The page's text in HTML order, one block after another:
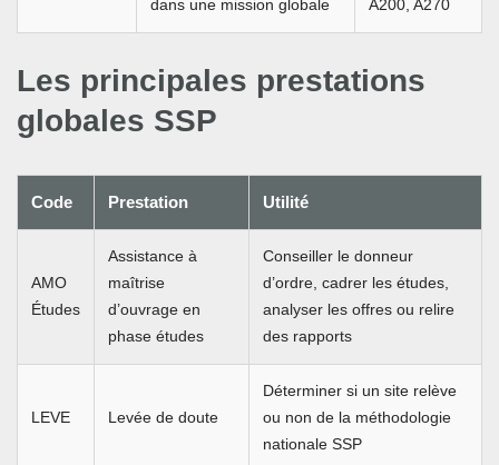
dans une mission globale
A200, A270
Les principales prestations
globales SSP
Code Prestation Utilité
AMO
Études
Assistance à
maîtrise
d’ouvrage en
phase études
Conseiller le donneur
d’ordre, cadrer les études,
analyser les offres ou relire
des rapports
LEVE Levée de doute
Déterminer si un site relève
ou non de la méthodologie
nationale SSP